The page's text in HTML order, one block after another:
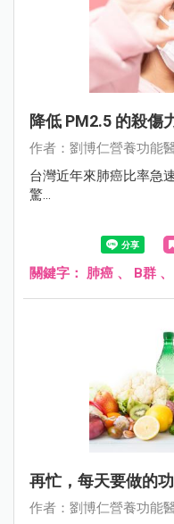
降低 PM2.5 的殺傷
作者：劉博仁營養功能
台灣近年來肺癌比率急
驚...
關鍵字： 肺癌 、 B群 、
再忙，每天要做的
作者：劉博仁營養功能